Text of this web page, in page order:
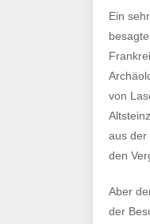
Ein
von
aus der
den
Aber
der